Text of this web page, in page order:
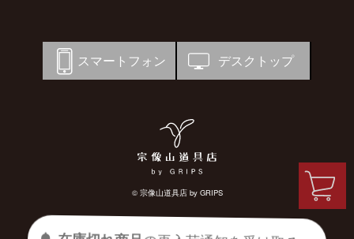
スマートフォン デスクトップ
© 宗像山道具店 by GRIPS